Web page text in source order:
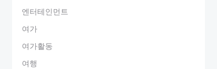
엔터테인먼트
여가
여가활동
여행